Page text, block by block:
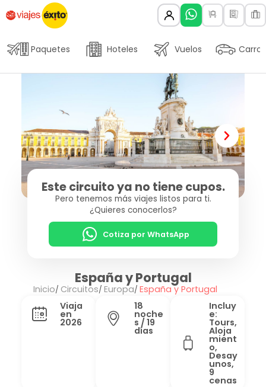
Paquetes Hoteles Vuelos Carros
Este circuito ya no tiene cupos.
Pero tenemos más viajes listos para ti.
¿Quieres conocerlos?
Cotiza por WhatsApp
España y Portugal
Inicio Circuitos Europa España y Portugal
Viaja
en
2026
18
noche
s / 19
días
Incluy
e:
Tours,
Aloja
mient
o,
Desay
unos,
9
cenas